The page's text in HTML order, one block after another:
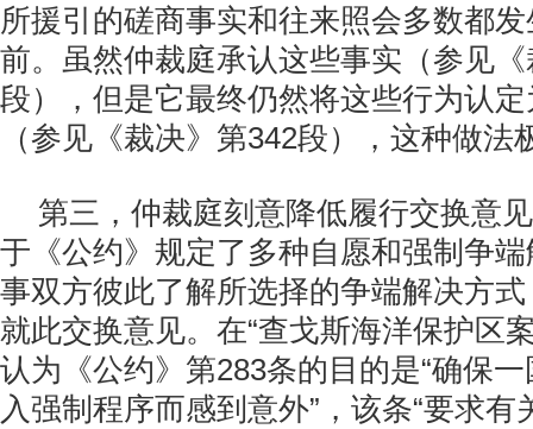
所援引的磋商事实和往来照会多数都
前。虽然仲裁庭承认这些事实（参见
段），但是它最终仍然将这些行为认
（参见《裁决》第342段），这种做法
第三，仲裁庭刻意降低履行交换意
于《公约》规定了多种自愿和强制争
事双方彼此了解所选择的争端解决方
就此交换意见。在“查戈斯海洋保护区
认为《公约》第283条的目的是“确保
入强制程序而感到意外”，该条“要求